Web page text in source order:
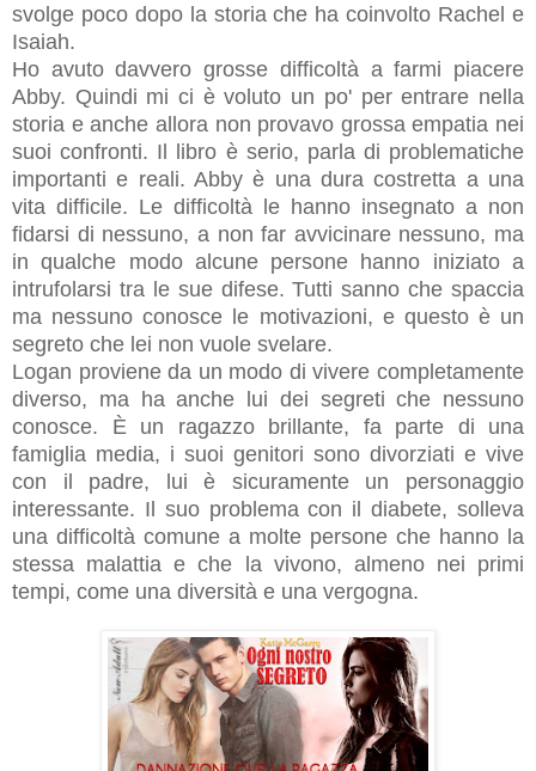
svolge poco dopo la storia che ha coinvolto Rachel e
Isaiah.
Ho avuto davvero grosse difficoltà a farmi piacere
Abby. Quindi mi ci è voluto un po' per entrare nella
storia e anche allora non provavo grossa empatia nei
suoi confronti. Il libro è serio, parla di problematiche
importanti e reali. Abby è una dura costretta a una
vita difficile. Le difficoltà le hanno insegnato a non
fidarsi di nessuno, a non far avvicinare nessuno, ma
in qualche modo alcune persone hanno iniziato a
intrufolarsi tra le sue difese. Tutti sanno che spaccia
ma nessuno conosce le motivazioni, e questo è un
segreto che lei non vuole svelare.
Logan proviene da un modo di vivere completamente
diverso, ma ha anche lui dei segreti che nessuno
conosce. È un ragazzo brillante, fa parte di una
famiglia media, i suoi genitori sono divorziati e vive
con il padre, lui è sicuramente un personaggio
interessante. Il suo problema con il diabete, solleva
una difficoltà comune a molte persone che hanno la
stessa malattia e che la vivono, almeno nei primi
tempi, come una diversità e una vergogna.